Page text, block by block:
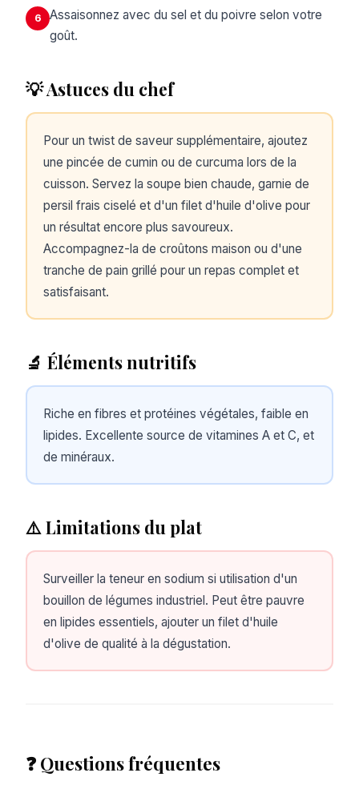
6
Assaisonnez avec du sel et du poivre selon votre
goût.
💡 Astuces du chef
Pour un twist de saveur supplémentaire, ajoutez
une pincée de cumin ou de curcuma lors de la
cuisson. Servez la soupe bien chaude, garnie de
persil frais ciselé et d'un filet d'huile d'olive pour
un résultat encore plus savoureux.
Accompagnez-la de croûtons maison ou d'une
tranche de pain grillé pour un repas complet et
satisfaisant.
🔬 Éléments nutritifs
Riche en fibres et protéines végétales, faible en
lipides. Excellente source de vitamines A et C, et
de minéraux.
⚠️ Limitations du plat
Surveiller la teneur en sodium si utilisation d'un
bouillon de légumes industriel. Peut être pauvre
en lipides essentiels, ajouter un filet d'huile
d'olive de qualité à la dégustation.
❓ Questions fréquentes